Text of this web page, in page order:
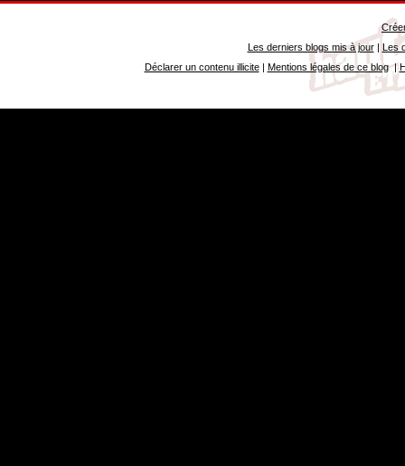
Les derniers blogs mis à jour| Les
Déclarer un contenu illicite| Mentions légales de ce blog|